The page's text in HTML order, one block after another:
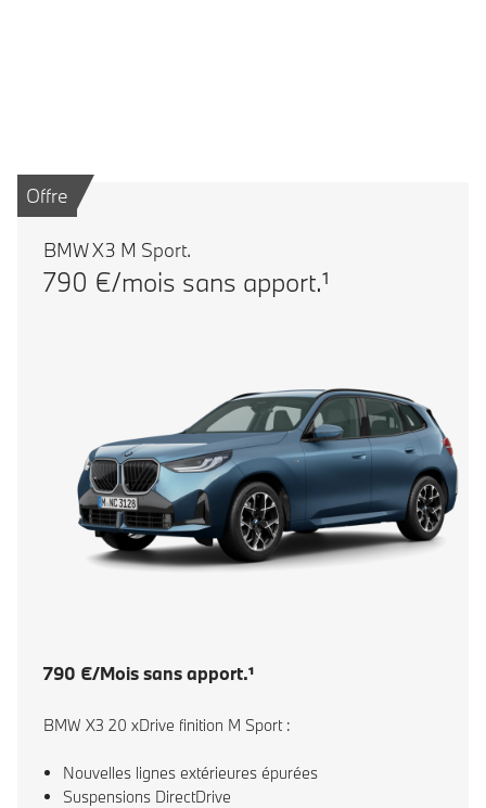
Offre
BMW X3 M Sport.
790 €/mois sans apport.¹
790 €/Mois sans apport.¹
BMW X3 20 xDrive finition M Sport :
Nouvelles lignes extérieures épurées
Suspensions DirectDrive